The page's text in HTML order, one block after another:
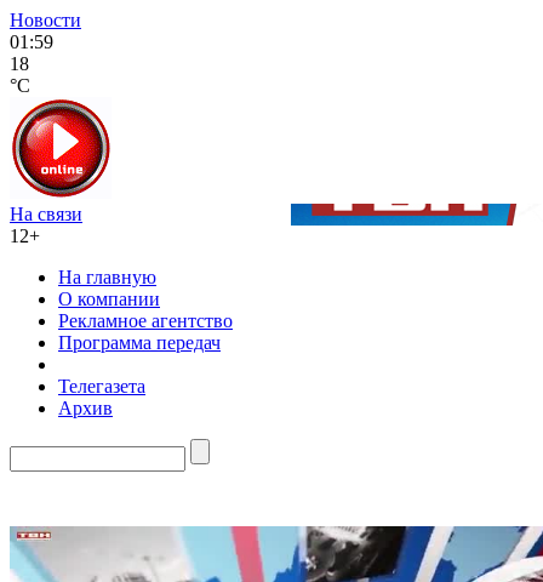
Новости
01:59
18
°C
На связи
12+
На главную
О компании
Рекламное агентство
Программа передач
Телегазета
Архив